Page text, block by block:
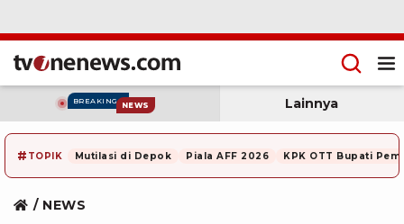
BREAKING NEWS Lainnya
# TOPIK Mutilasi di Depok Piala AFF 2026 KPK OTT Bupati
NEWS